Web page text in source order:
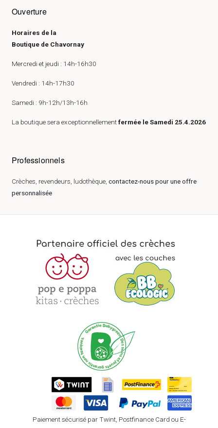
Ouverture
Horaires de la
Boutique de Chavornay
Mercredi et jeudi : 14h-16h30
Vendredi : 14h-17h30
Samedi : 9h-12h/13h-16h
La boutique sera exceptionnellementfermée le Samedi 25.4.2026
Professionnels
Crèches, revendeurs, ludothèque, contactez-nous pour une offre
personnalisée
Paiement sécurisé par Twint, Postfinance Card ou E-